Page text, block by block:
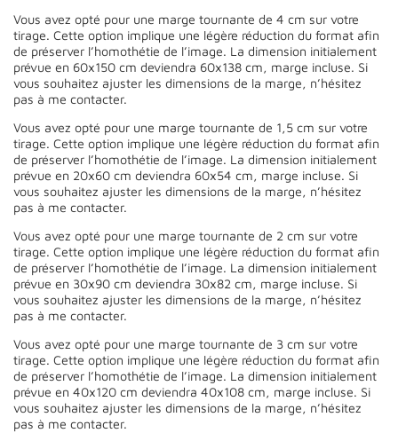
Vous avez opté pour une marge tournante de 4 cm sur votre
tirage. Cette option implique une légère réduction du format afin
de préserver l’homothétie de l’image. La dimension initialement
prévue en 60x150 cm deviendra 60x138 cm, marge incluse. Si
vous souhaitez ajuster les dimensions de la marge, n’hésitez
pas à me contacter.
Vous avez opté pour une marge tournante de 1,5 cm sur votre
tirage. Cette option implique une légère réduction du format afin
de préserver l’homothétie de l’image. La dimension initialement
prévue en 20x60 cm deviendra 60x54 cm, marge incluse. Si
vous souhaitez ajuster les dimensions de la marge, n’hésitez
pas à me contacter.
Vous avez opté pour une marge tournante de 2 cm sur votre
tirage. Cette option implique une légère réduction du format afin
de préserver l’homothétie de l’image. La dimension initialement
prévue en 30x90 cm deviendra 30x82 cm, marge incluse. Si
vous souhaitez ajuster les dimensions de la marge, n’hésitez
pas à me contacter.
Vous avez opté pour une marge tournante de 3 cm sur votre
tirage. Cette option implique une légère réduction du format afin
de préserver l’homothétie de l’image. La dimension initialement
prévue en 40x120 cm deviendra 40x108 cm, marge incluse. Si
vous souhaitez ajuster les dimensions de la marge, n’hésitez
pas à me contacter.